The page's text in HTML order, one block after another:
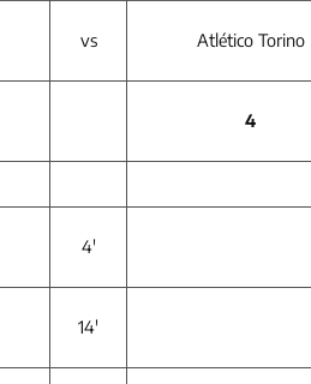
vs Atlético Torino
4
4′
14′